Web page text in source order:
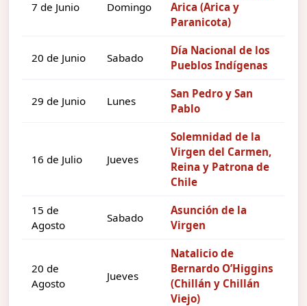
7 de Junio Domingo
Arica (Arica y
Paranicota)
20 de Junio Sabado
Día Nacional de los
Pueblos Indígenas
29 de Junio Lunes
San Pedro y San
Pablo
16 de Julio Jueves
Solemnidad de la
Virgen del Carmen,
Reina y Patrona de
Chile
15 de
Agosto
Sabado
Asunción de la
Virgen
20 de
Agosto
Jueves
Natalicio de
Bernardo O’Higgins
(Chillán y Chillán
Viejo)